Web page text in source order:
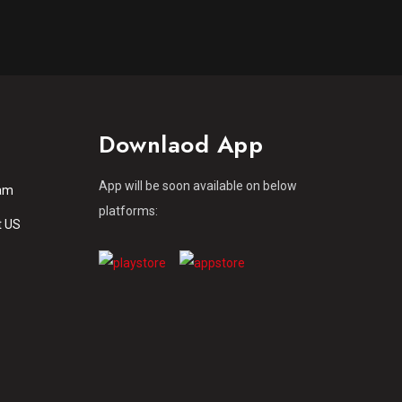
US
Downlaod App
App will be soon available on below
platforms: